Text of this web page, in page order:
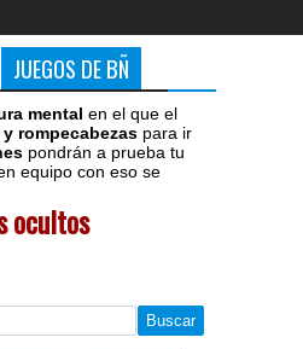
JUEGOS DE BÑ
mental en el que el
rompecabezas para ir
pondrán a prueba tu
equipo con eso se
ocultos